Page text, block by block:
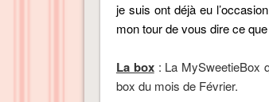
je suis ont déjà eu
mon tour de vous dire ce
La box : La MySweetieBox
box du mois de Février.